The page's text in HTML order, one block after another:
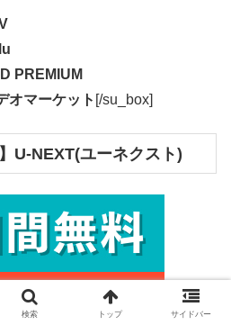
PREMIUM
オマーケット [/su_box]
U-NEXT(ユーネクスト)
検索 トップ サイドバー